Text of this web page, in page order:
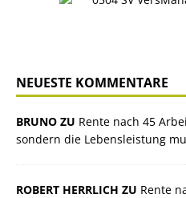
NEUESTE KOMMENTARE
BRUNO ZU Rente nach 45
sondern die Lebensleistung
ROBERT HERRLICH ZU Rente